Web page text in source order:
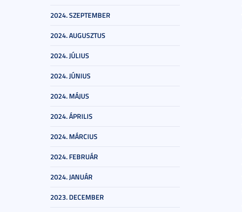
2024. SZEPTEMBER
2024. AUGUSZTUS
2024. JÚLIUS
2024. JÚNIUS
2024. MÁJUS
2024. ÁPRILIS
2024. MÁRCIUS
2024. FEBRUÁR
2024. JANUÁR
2023. DECEMBER